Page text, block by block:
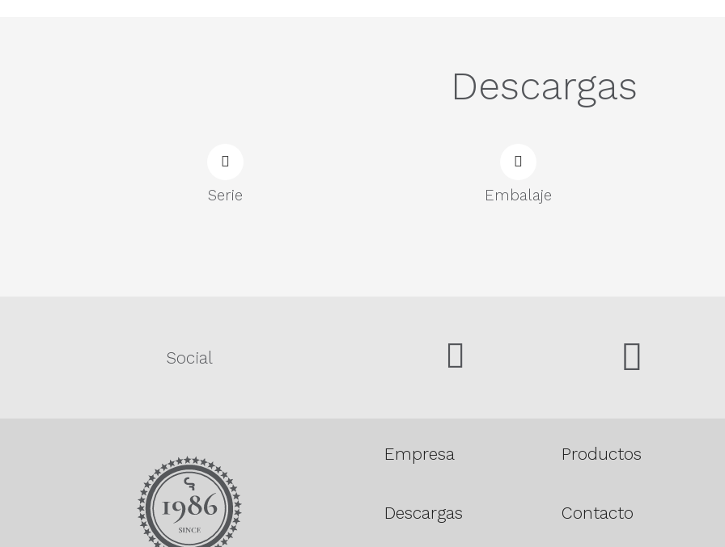
Descargas
Serie Embalaje
Social
Empresa
Descargas
Productos
Contacto